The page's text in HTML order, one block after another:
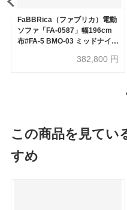
FaBBRica（ファブリカ）電動
ソファ「FA-0587」幅196cm
布#FA-5 BMO-03 ミッドナイト
382,800 円
この商品を見てい
すめ